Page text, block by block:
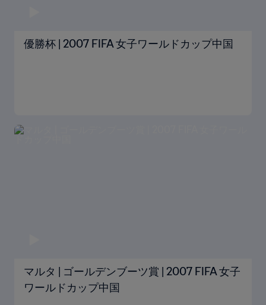
優勝杯 | 2007 FIFA 女子ワールドカップ中国
マルタ | ゴールデンブーツ賞 | 2007 FIFA 女子
ワールドカップ中国